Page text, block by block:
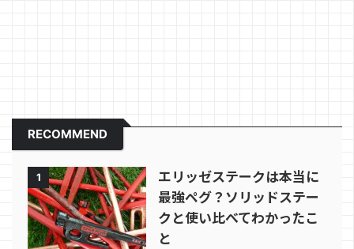
RECOMMEND
1
エリッゼステークは本当に
最強ペグ？ソリッドステー
クと使い比べてわかったこ
と